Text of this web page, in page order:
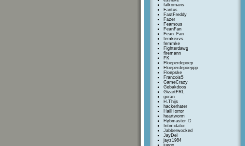
falkomans
Fantus
FastFreddy
Fazer
Feamous
FeanFan
Fean_Fan
femkexvs
femmke
Fighterdawg
firemann
FK
Floeperdepoep
Floeperdepoeppp
Floepske
Francois5
GameCrazy
Gebakdoos
GizartFRL
goran
H.Thijs
hackerhater
HailHorror
heartworm
Hybmaster_D
Intimidator
Jabberwocked
JayDel
jayz1984
juego